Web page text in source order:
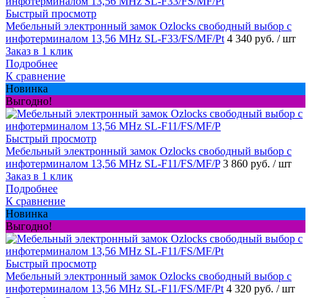
Быстрый просмотр
Мебельный электронный замок Ozlocks свободный выбор с
инфотерминалом 13,56 MHz SL-F33/FS/MF/Pt 4 340 руб. / шт
Заказ в 1 клик
Подробнее
К сравнение
Новинка
Выгодно!
Быстрый просмотр
Мебельный электронный замок Ozlocks свободный выбор с
инфотерминалом 13,56 MHz SL-F11/FS/MF/P 3 860 руб. / шт
Заказ в 1 клик
Подробнее
К сравнение
Новинка
Выгодно!
Быстрый просмотр
Мебельный электронный замок Ozlocks свободный выбор с
инфотерминалом 13,56 MHz SL-F11/FS/MF/Pt 4 320 руб. / шт